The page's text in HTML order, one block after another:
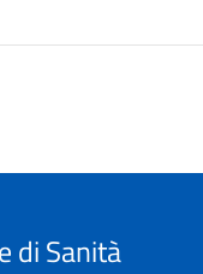
di Sanità